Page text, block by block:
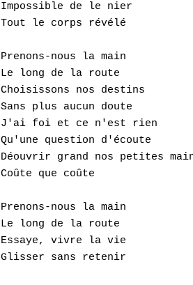
Impossible de le nier
Tout le corps révélé
Prenons-nous la main
Le long de la route
Choisissons nos destins
Sans plus aucun doute
J'ai foi et ce n'est rien
Qu'une question d'écoute
Déouvrir grand nos petites
Coûte que coûte
Prenons-nous la main
Le long de la route
Essaye, vivre la vie
Glisser sans retenir